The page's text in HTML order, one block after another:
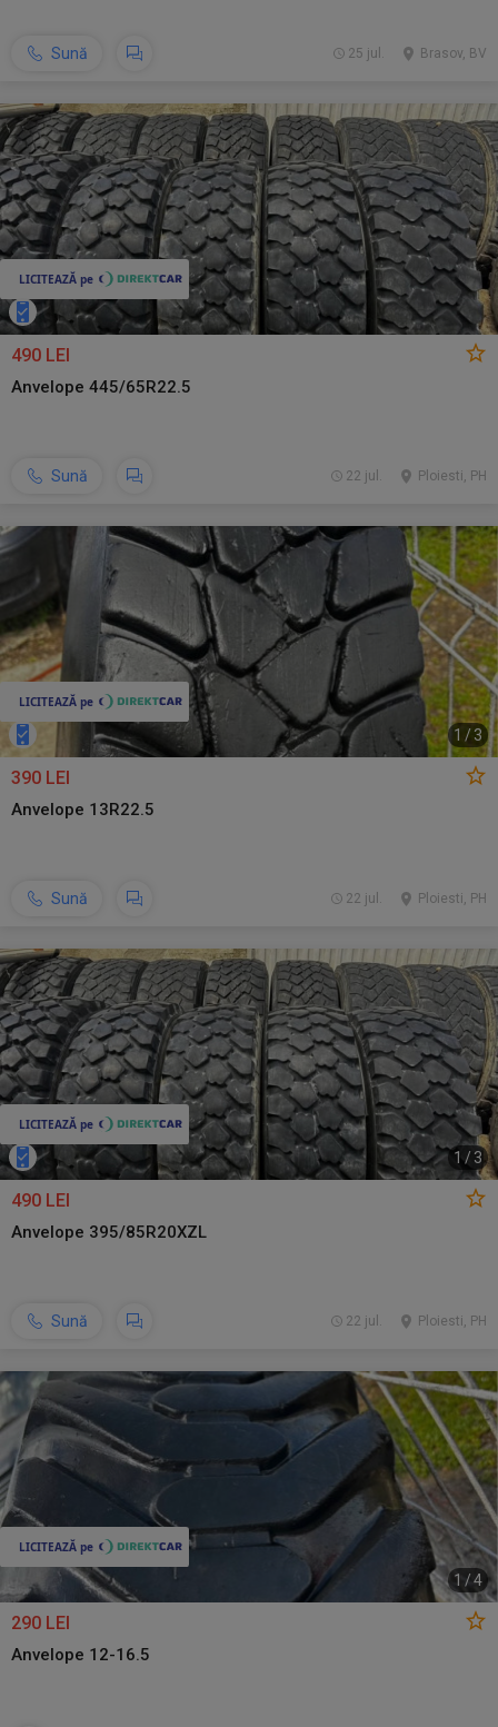
Sună Brasov, BV
25 jul.
490 LEI
Anvelope 445/65R22.5
Sună Ploiesti, PH
22 jul.
1 /3
390 LEI
Anvelope 13R22.5
Sună Ploiesti, PH
22 jul.
1 / 3
490 LEI
Anvelope 395/85R20XZL
Sună Ploiesti, PH
22 jul.
1 /4
290 LEI
Anvelope 12-16.5